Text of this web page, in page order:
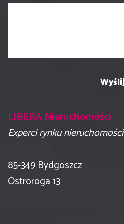
LIBERA Nieruchomości
Experci rynku nieruchomości
​85-349 Bydgoszcz
Ostroroga 13